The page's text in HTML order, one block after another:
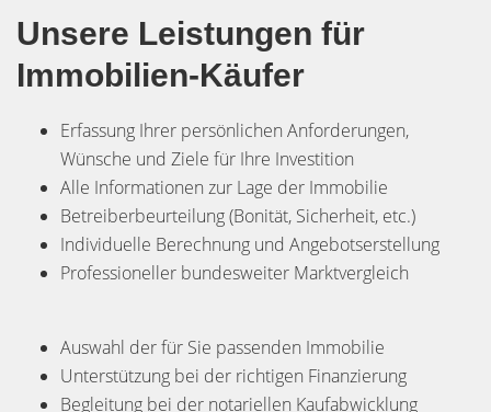
Unsere Leistungen für
Immobilien-Käufer
Erfassung Ihrer persönlichen Anforderungen,
Wünsche und Ziele für Ihre Investition
Alle Informationen zur Lage der Immobilie
Betreiberbeurteilung (Bonität, Sicherheit, etc.)
Individuelle Berechnung und Angebotserstellung
Professioneller bundesweiter Marktvergleich
Auswahl der für Sie passenden Immobilie
Unterstützung bei der richtigen Finanzierung
Begleitung bei der notariellen Kaufabwicklung